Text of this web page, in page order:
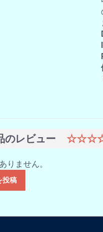
のレビュー
りません。
投稿